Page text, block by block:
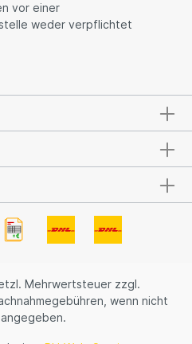
vor einer
weder verpflichtet
Mehrwertsteuer zzgl.
wenn nicht